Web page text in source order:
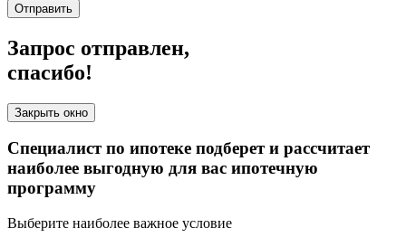
Отправить
Запрос отправлен,
спасибо!
Закрыть окно
Специалист по ипотеке подберет и рассчитает
наиболее выгодную для вас ипотечную
программу
Выберите наиболее важное условие